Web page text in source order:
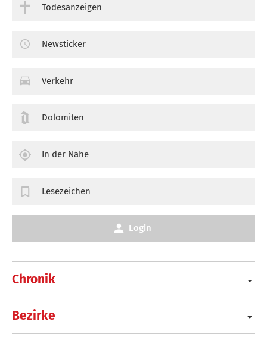
Chronik
Bezirke
Todesanzeigen
Newsticker
Verkehr
Dolomiten
In der Nähe
Lesezeichen
Login